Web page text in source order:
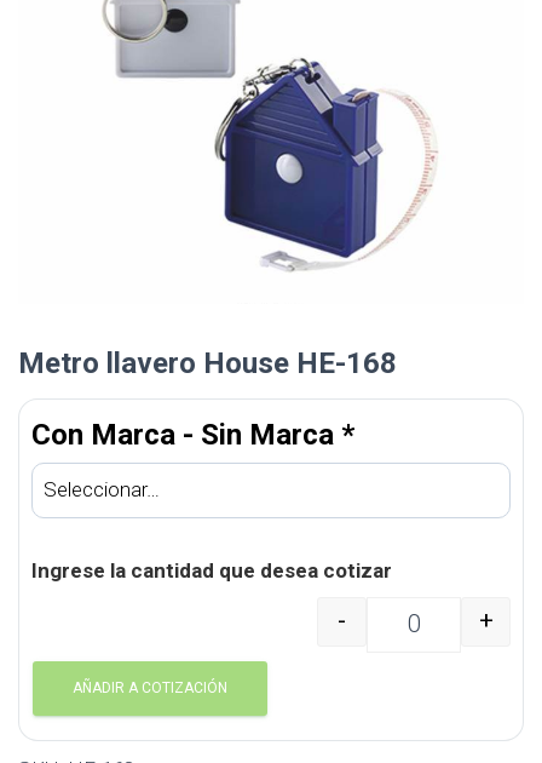
Metro llavero House HE-168
Con Marca - Sin Marca *
Ingrese la cantidad que desea cotizar
Metro llavero House
- +
AÑADIR A COTIZACIÓN